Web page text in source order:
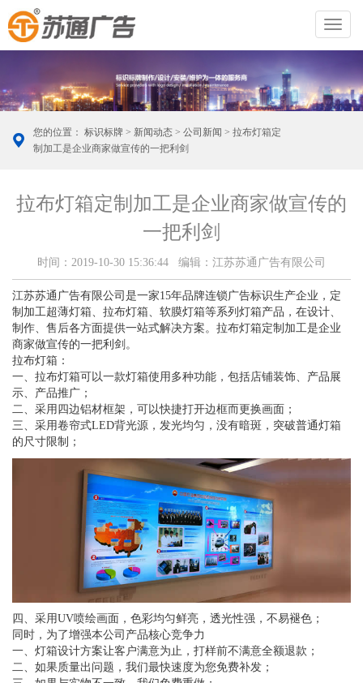
切
换
您的位置： 标识标牌 > 新闻动态 > 公司新闻 > 拉布灯箱定
制加工是企业商家做宣传的一把利剑
拉布灯箱定制加工是企业商家做宣传的
一把利剑
时间：2019-10-30 15:36:44 编辑：江苏苏通广告有限公司
江苏苏通广告有限公司是一家15年品牌连锁广告标识生产企业，定
制加工超薄灯箱、拉布灯箱、软膜灯箱等系列灯箱产品，在设计、
制作、售后各方面提供一站式解决方案。拉布灯箱定制加工是企业
商家做宣传的一把利剑。
拉布灯箱：
一、拉布灯箱可以一款灯箱使用多种功能，包括店铺装饰、产品展
示、产品推广；
二、采用四边铝材框架，可以快捷打开边框而更换画面；
三、采用卷帘式LED背光源，发光均匀，没有暗斑，突破普通灯箱
的尺寸限制；
四、采用UV喷绘画面，色彩均匀鲜亮，透光性强，不易褪色；
同时，为了增强本公司产品核心竞争力
一、灯箱设计方案让客户满意为止，打样前不满意全额退款；
二、如果质量出问题，我们最快速度为您免费补发；